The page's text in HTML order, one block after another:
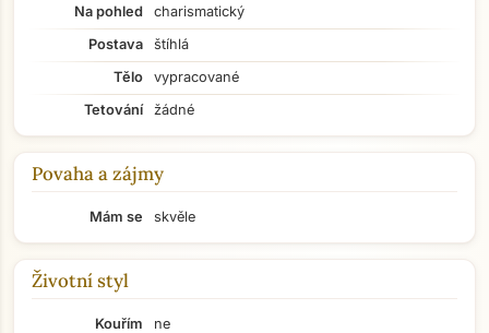
Na pohled
charismatický
Postava
štíhlá
Tělo
vypracované
Tetování
žádné
Povaha a zájmy
Mám se skvěle
Životní styl
Kouřím
ne